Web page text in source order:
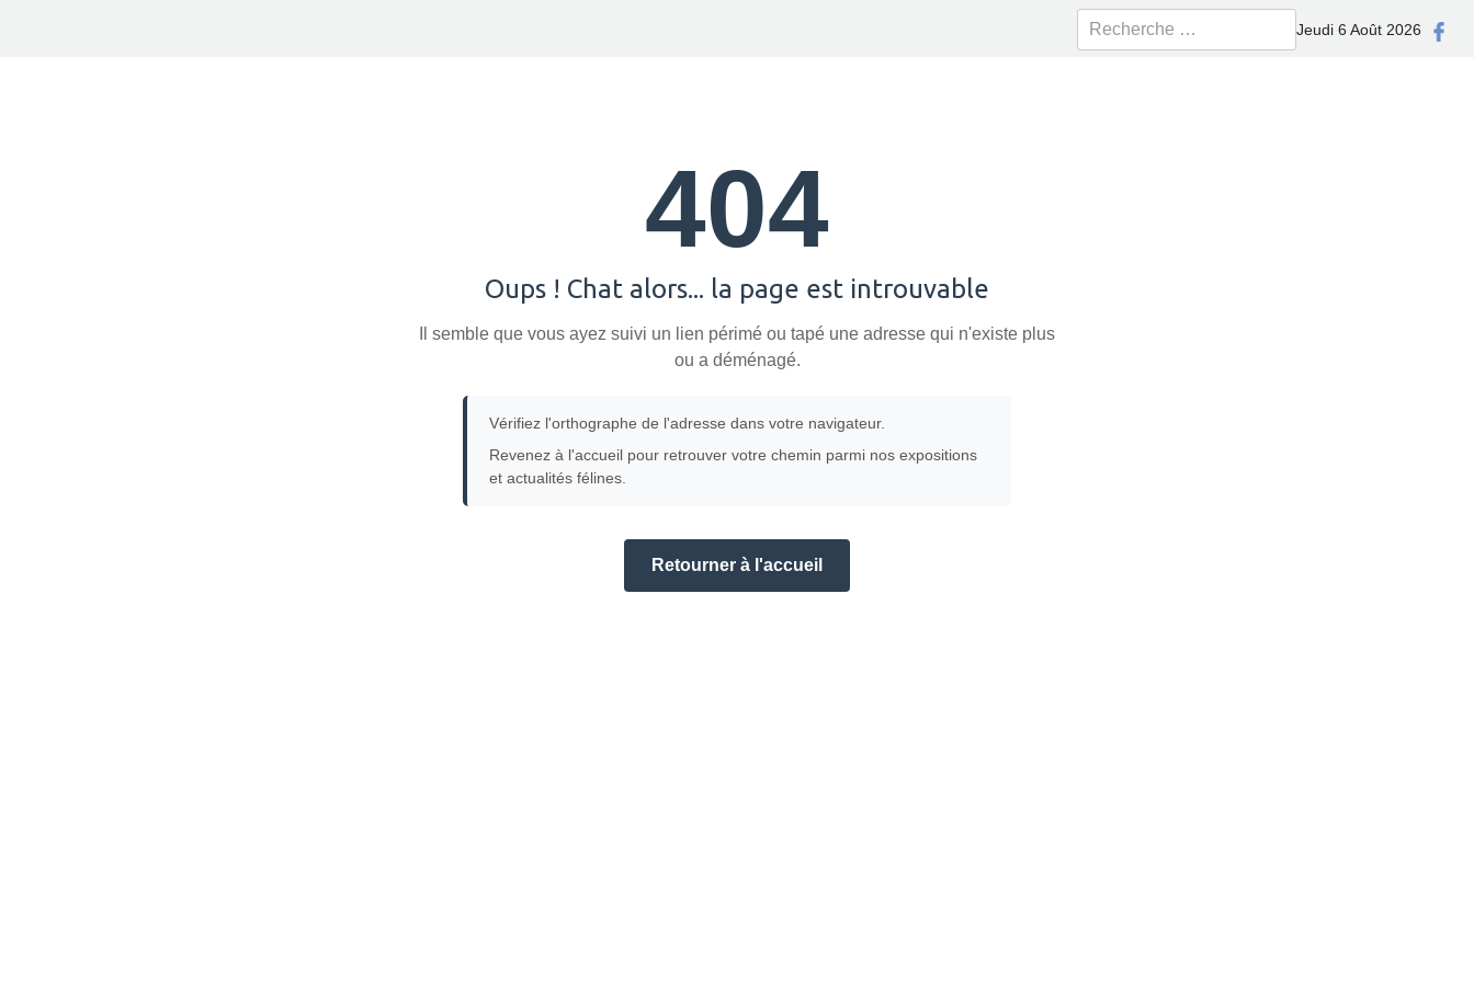
Jeudi 6 Août 2026
Rechercher
404
Oups ! Chat alors... la page est introuvable
Il semble que vous ayez suivi un lien périmé ou tapé une adresse qui n'existe plus
ou a déménagé.
Vérifiez l'orthographe de l'adresse dans votre navigateur.
Revenez à l'accueil pour retrouver votre chemin parmi nos expositions
et actualités félines.
Retourner à l'accueil